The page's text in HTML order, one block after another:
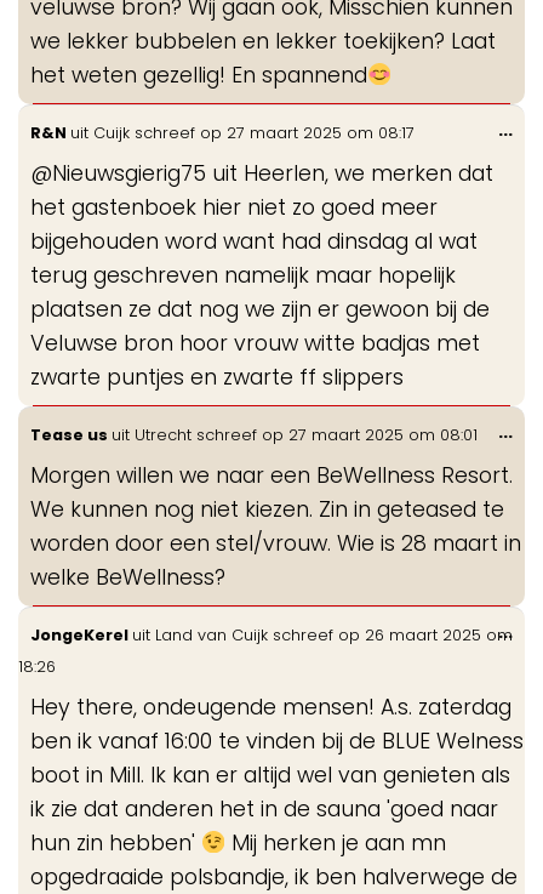
veluwse bron? Wij gaan ook, Misschien kunnen
we lekker bubbelen en lekker toekijken? Laat
het weten gezellig! En spannend
R&N uit Cuijk schreef op 27 maart 2025 om 08:17
@Nieuwsgierig75 uit Heerlen, we merken dat
het gastenboek hier niet zo goed meer
bijgehouden word want had dinsdag al wat
terug geschreven namelijk maar hopelijk
plaatsen ze dat nog we zijn er gewoon bij de
Veluwse bron hoor vrouw witte badjas met
zwarte puntjes en zwarte ff slippers
...
Tease us uit Utrecht schreef op 27 maart 2025 om 08:01
Morgen willen we naar een BeWellness Resort.
We kunnen nog niet kiezen. Zin in geteased te
worden door een stel/vrouw. Wie is 28 maart in
welke BeWellness?
...
JongeKerel uit Land van Cuijk schreef op 26 maart 2025 om
18:26
Hey there, ondeugende mensen! A.s. zaterdag
ben ik vanaf 16:00 te vinden bij de BLUE Welness
boot in Mill. Ik kan er altijd wel van genieten als
ik zie dat anderen het in de sauna 'goed naar
hun zin hebben'
Mij herken je aan mn
opgedraaide polsbandje, ik ben halverwege de
...